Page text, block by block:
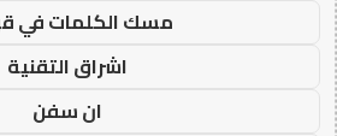
مسك الكلمات في
اشراق التقنية
ان سفن